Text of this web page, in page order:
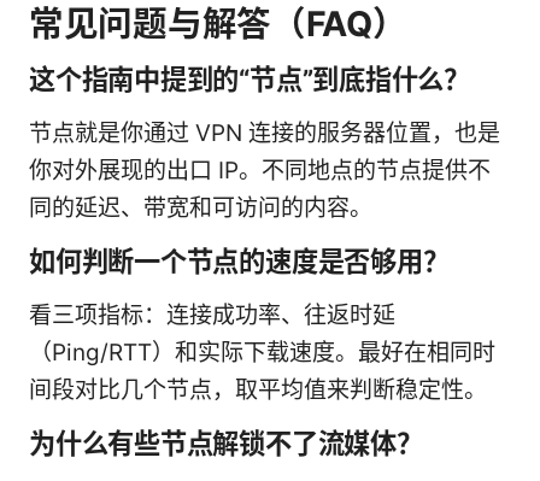
常见问题与解答（FAQ）
这个指南中提到的“节点”到底指什么？
节点就是你通过 VPN 连接的服务器位置，也是
你对外展现的出口 IP。不同地点的节点提供不
同的延迟、带宽和可访问的内容。
如何判断一个节点的速度是否够用？
看三项指标：连接成功率、往返时延
（Ping/RTT）和实际下载速度。最好在相同时
间段对比几个节点，取平均值来判断稳定性。
为什么有些节点解锁不了流媒体？